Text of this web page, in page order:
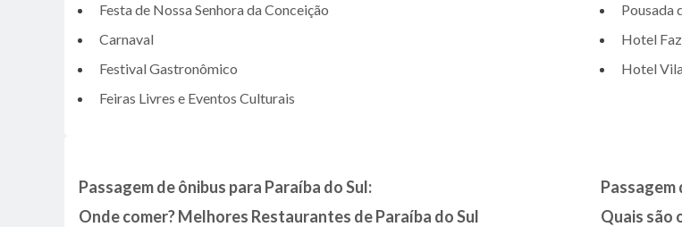
Festa de Nossa Senhora da Conceição
Carnaval
Festival Gastronômico
Feiras Livres e Eventos Culturais
Pousada
Hotel
Hotel
Passagem de ônibus para Paraíba do Sul:
Onde comer? Melhores Restaurantes de Paraíba do Sul
Passagem
Quais são